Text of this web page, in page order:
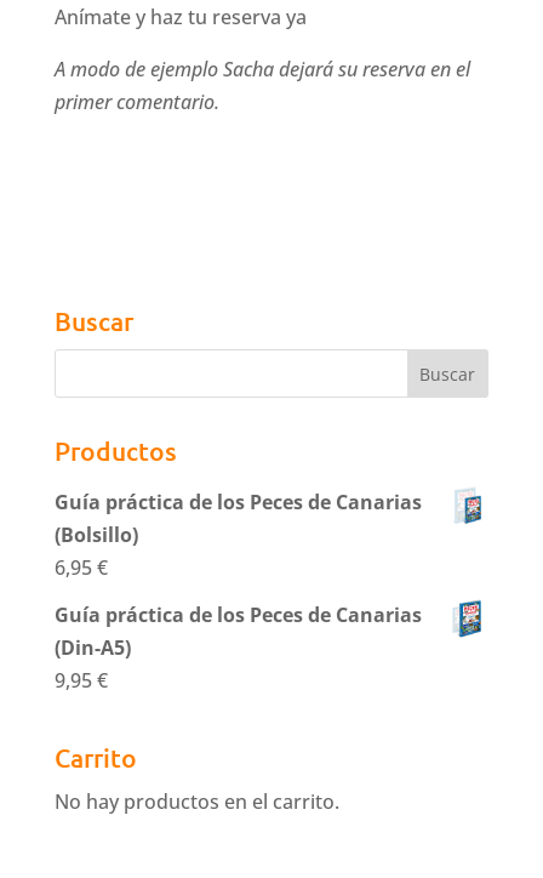
Anímate y haz tu reserva ya
A modo de ejemplo Sacha dejará su reserva en el
primer comentario.
Buscar
Productos
Guía práctica de los Peces de Canarias
(Bolsillo)
6,95€
Guía práctica de los Peces de Canarias
(Din-A5)
9,95€
Carrito
No hay productos en el carrito.